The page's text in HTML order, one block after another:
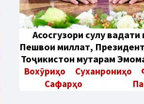
Aсосгузори сулҳу
Пешвои миллат,
Тоҷикистон муҳтарам
Вохӯриҳо Суханрониҳо
Сафарҳо